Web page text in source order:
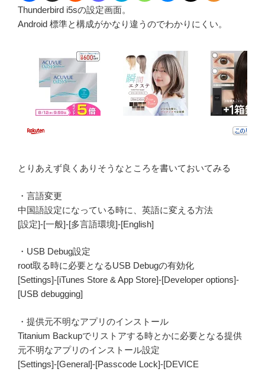
Thunderbird i5sの設定画面。
Android 標準と構成がかなり違うのでわかりにくい。
とりあえず良くありそうなところを書いておいてみる
・言語変更
中国語設定になっている時に、英語に変える方法
[設定]-[一般]-[多言語環境]-[English]
・USB Debug設定
root取る時に必要となるUSB Debugの有効化
[Settings]-[iTunes Store & App Store]-[Developer options]-
[USB debugging]
・提供元不明なアプリのインストール
Titanium Backupでリストアする時とかに必要となる提供
元不明なアプリのインストール設定
[Settings]-[General]-[Passcode Lock]-[DEVICE